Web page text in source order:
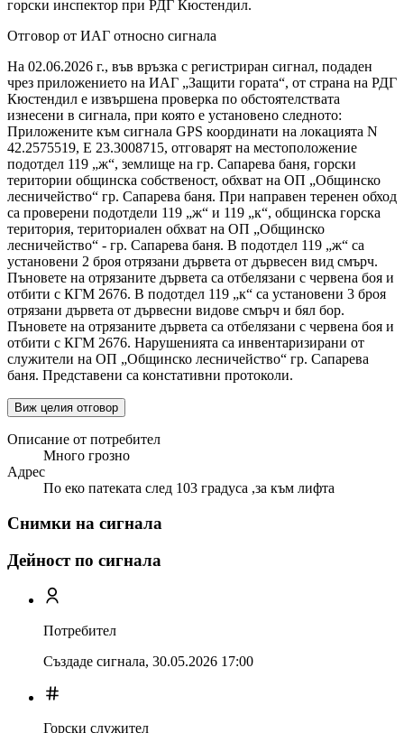
горски инспектор при РДГ Кюстендил.
Отговор от ИАГ относно сигнала
На 02.06.2026 г., във връзка с регистриран сигнал, подаден
чрез приложението на ИАГ „Защити гората“, от страна на РДГ
Кюстендил е извършена проверка по обстоятелствата
изнесени в сигнала, при която е установено следното:
Приложените към сигнала GPS координати на локацията N
42.2575519, E 23.3008715, отговарят на местоположение
подотдел 119 „ж“, землище на гр. Сапарева баня, горски
територии общинска собственост, обхват на ОП „Общинско
лесничейство“ гр. Сапарева баня. При направен теренен обход
са проверени подотдели 119 „ж“ и 119 „к“, общинска горска
територия, териториален обхват на ОП „Общинско
лесничейство“ - гр. Сапарева баня. В подотдел 119 „ж“ са
установени 2 броя отрязани дървета от дървесен вид смърч.
Пъновете на отрязаните дървета са отбелязани с червена боя и
отбити с КГМ 2676. В подотдел 119 „к“ са установени 3 броя
отрязани дървета от дървесни видове смърч и бял бор.
Пъновете на отрязаните дървета са отбелязани с червена боя и
отбити с КГМ 2676. Нарушенията са инвентаризирани от
служители на ОП „Общинско лесничейство“ гр. Сапарева
баня. Представени са констативни протоколи.
Виж целия отговор
Описание от потребител
Много грозно
Адрес
По еко патеката след 103 градуса ,за към лифта
Снимки на сигнала
Дейност по сигнала
Потребител
Създаде сигнала, 30.05.2026 17:00
Горски служител